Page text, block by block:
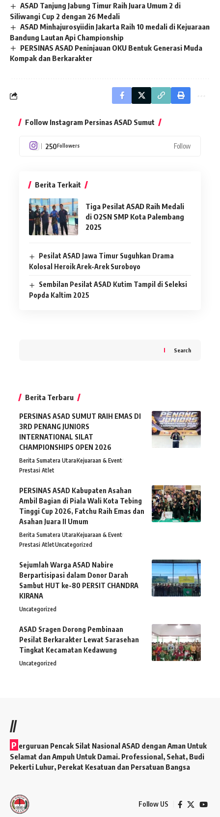
ASAD Tanjung Jabung Timur Raih Juara Umum 2 di
Siliwangi Cup 2 dengan 26 Medali
ASAD Minhajurosyiidin Jakarta Raih 10 medali di Kejuaraan
Bandung Lautan Api Championship
PERSINAS ASAD Peninjauan OKU Bentuk Generasi Muda
Kompak dan Berkarakter
Follow Instagram Persinas ASAD Sumut
250Followers Follow
Berita Terkait
Tiga Pesilat ASAD Raih Medali
di O2SN SMP Kota Palembang
2025
Pesilat ASAD Jawa Timur Suguhkan Drama
Kolosal Heroik Arek-Arek Suroboyo
Sembilan Pesilat ASAD Kutim Tampil di Seleksi
Popda Kaltim 2025
Search
Berita Terbaru
PERSINAS ASAD SUMUT RAIH EMAS DI
3RD PENANG JUNIORS
INTERNATIONAL SILAT
CHAMPIONSHIPS OPEN 2026
Berita Sumatera UtaraKejuaraan & Event
Prestasi Atlet
PERSINAS ASAD Kabupaten Asahan
Ambil Bagian di Piala Wali Kota Tebing
Tinggi Cup 2026, Fatchu Raih Emas dan
Asahan Juara II Umum
Berita Sumatera UtaraKejuaraan & Event
Prestasi AtletUncategorized
Sejumlah Warga ASAD Nabire
Berpartisipasi dalam Donor Darah
Sambut HUT ke-80 PERSIT CHANDRA
KIRANA
Uncategorized
ASAD Sragen Dorong Pembinaan
Pesilat Berkarakter Lewat Sarasehan
Tingkat Kecamatan Kedawung
Uncategorized
//
P erguruan Pencak Silat Nasional ASAD dengan Aman Untuk
Selamat dan Ampuh Untuk Damai. Professional, Sehat, Budi
Pekerti Luhur, Perekat Kesatuan dan Persatuan Bangsa
Follow US